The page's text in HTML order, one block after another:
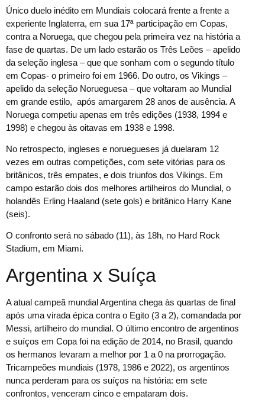
Único duelo inédito em Mundiais colocará frente a frente a
experiente Inglaterra, em sua 17ª participação em Copas,
contra a Noruega, que chegou pela primeira vez na história a
fase de quartas. De um lado estarão os Três Leões – apelido
da seleção inglesa – que que sonham com o segundo título
em Copas- o primeiro foi em 1966. Do outro, os Vikings –
apelido da seleção Norueguesa – que voltaram ao Mundial
em grande estilo, após amargarem 28 anos de ausência. A
Noruega competiu apenas em três edições (1938, 1994 e
1998) e chegou às oitavas em 1938 e 1998.
No retrospecto, ingleses e noruegueses já duelaram 12
vezes em outras competições, com sete vitórias para os
britânicos, três empates, e dois triunfos dos Vikings. Em
campo estarão dois dos melhores artilheiros do Mundial, o
holandês Erling Haaland (sete gols) e britânico Harry Kane
(seis).
O confronto será no sábado (11), às 18h, no Hard Rock
Stadium, em Miami.
Argentina x Suíça
A atual campeã mundial Argentina chega às quartas de final
após uma virada épica contra o Egito (3 a 2), comandada por
Messi, artilheiro do mundial. O último encontro de argentinos
e suíços em Copa foi na edição de 2014, no Brasil, quando
os hermanos levaram a melhor por 1 a 0 na prorrogação.
Tricampeões mundiais (1978, 1986 e 2022), os argentinos
nunca perderam para os suíços na história: em sete
confrontos, venceram cinco e empataram dois.